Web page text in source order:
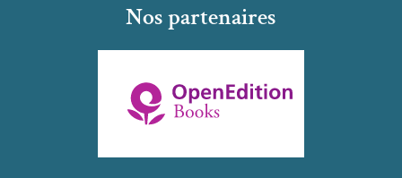
Nos partenaires